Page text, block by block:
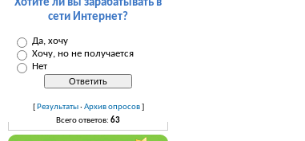
Хотите ли вы зарабатывать в
сети Интернет?
Да, хочу
Хочу, но не получается
Нет
[ Результаты· Архив опросов]
Всего ответов: 63